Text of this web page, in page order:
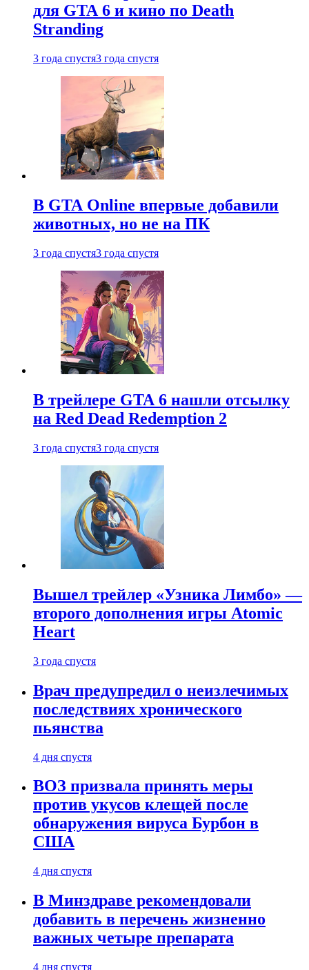
для GTA 6 и кино по Death
Stranding
3 года спустя3 года спустя
В GTA Online впервые добавили
животных, но не на ПК
3 года спустя3 года спустя
В трейлере GTA 6 нашли отсылку
на Red Dead Redemption 2
3 года спустя3 года спустя
Вышел трейлер «Узника Лимбо» —
второго дополнения игры Atomic
Heart
3 года спустя
Врач предупредил о неизлечимых
последствиях хронического
пьянства
4 дня спустя
ВОЗ призвала принять меры
против укусов клещей после
обнаружения вируса Бурбон в
США
4 дня спустя
В Минздраве рекомендовали
добавить в перечень жизненно
важных четыре препарата
4 дня спустя